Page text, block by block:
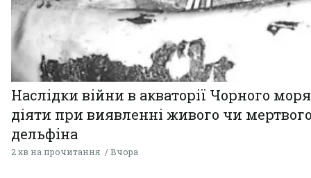
Наслідки війни в акваторії Чорного
діяти при виявленні живого чи
дельфіна
2 хв на прочитання Вчора